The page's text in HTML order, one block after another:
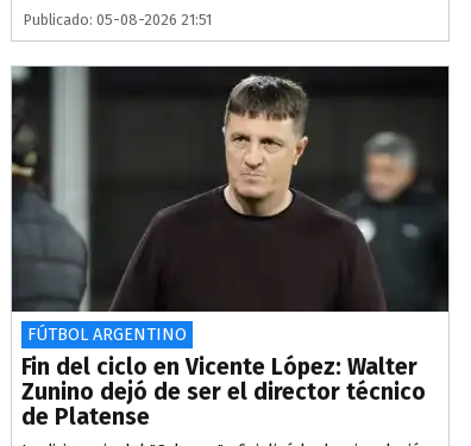
Publicado: 05-08-2026 21:51
FÚTBOL ARGENTINO
Fin del ciclo en Vicente López: Walter
Zunino dejó de ser el director técnico
de Platense